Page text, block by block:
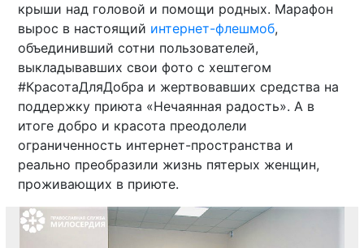
крыши над головой и помощи родных. Марафон
вырос в настоящий интернет-флешмоб,
объединивший сотни пользователей,
выкладывавших свои фото с хештегом
#КрасотаДляДобра и жертвовавших средства на
поддержку приюта «Нечаянная радость». А в
итоге добро и красота преодолели
ограниченность интернет-пространства и
реально преобразили жизнь пятерых женщин,
проживающих в приюте.